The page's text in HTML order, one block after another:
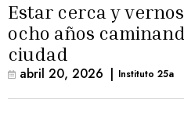
Estar cerca y
ocho años
ciudad
abril 20, 2026 | Instituto 25a